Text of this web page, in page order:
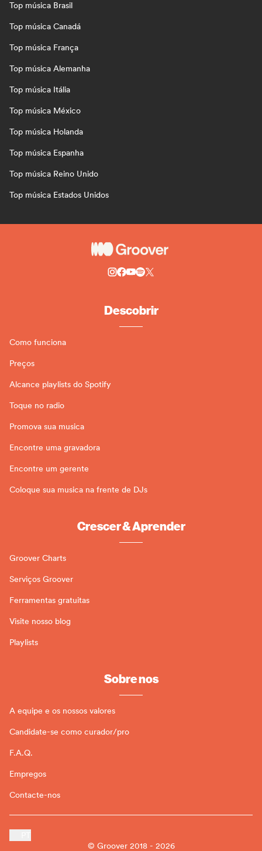
Top música Brasil
Top música Canadá
Top música França
Top música Alemanha
Top música Itália
Top música México
Top música Holanda
Top música Espanha
Top música Reino Unido
Top música Estados Unidos
Descobrir
Como funciona
Preços
Alcance playlists do Spotify
Toque no radio
Promova sua musica
Encontre uma gravadora
Encontre um gerente
Coloque sua musica na frente de DJs
Crescer & Aprender
Groover Charts
Serviços Groover
Ferramentas gratuitas
Visite nosso blog
Playlists
Sobre nos
A equipe e os nossos valores
Candidate-se como curador/pro
F.A.Q.
Empregos
Contacte-nos
© Groover 2018 - 2026